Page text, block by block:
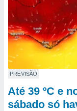
PREVISÃO
Até 39 ºC e
sábado só